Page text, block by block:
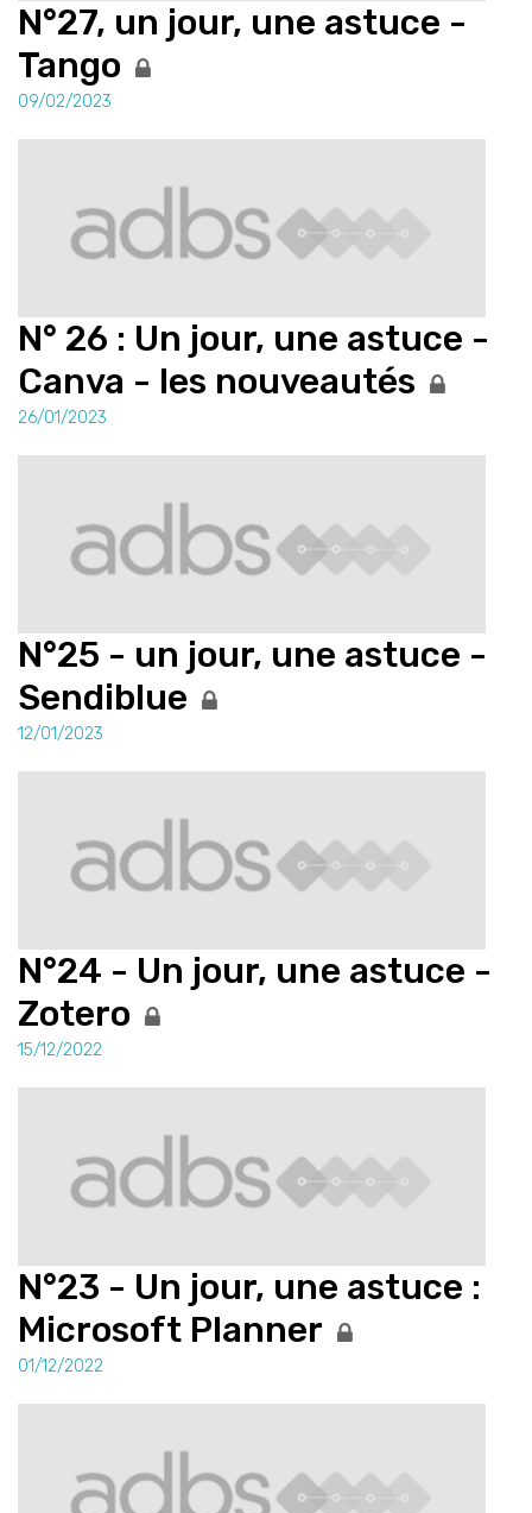
N°27, un jour, une astuce -
Tango
09/02/2023
N° 26 : Un jour, une astuce -
Canva - les nouveautés
26/01/2023
N°25 - un jour, une astuce -
Sendiblue
12/01/2023
N°24 - Un jour, une astuce -
Zotero
15/12/2022
N°23 - Un jour, une astuce :
Microsoft Planner
01/12/2022